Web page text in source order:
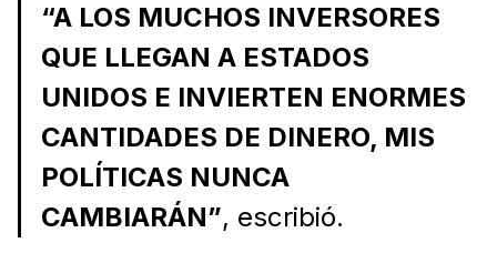
“A LOS MUCHOS INVERSORES
QUE LLEGAN A ESTADOS
UNIDOS E INVIERTEN ENORMES
CANTIDADES DE DINERO, MIS
POLÍTICAS NUNCA
CAMBIARÁN”, escribió.